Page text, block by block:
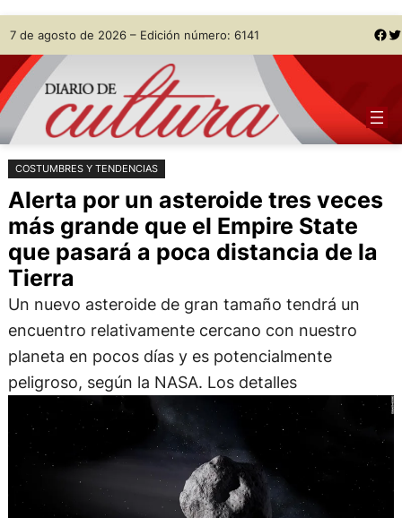
Saltar
al
contenido
Skip
to
content
7 de agosto de 2026 – Edición número: 6141 Facebook Twitter
COSTUMBRES Y TENDENCIAS
Alerta por un asteroide tres veces
más grande que el Empire State
que pasará a poca distancia de la
Tierra
Un nuevo asteroide de gran tamaño tendrá un
encuentro relativamente cercano con nuestro
planeta en pocos días y es potencialmente
peligroso, según la NASA. Los detalles